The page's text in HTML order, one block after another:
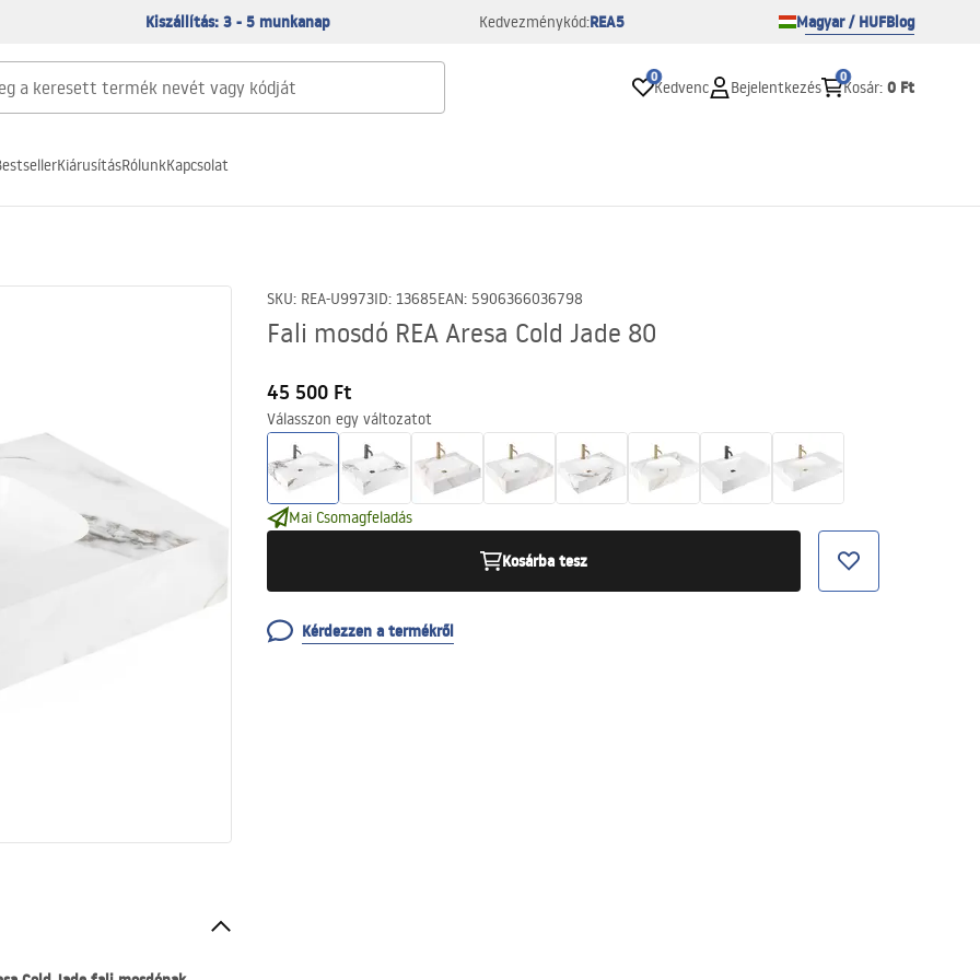
Kiszállítás: 3 - 5 munkanap Kedvezménykód:REA5 Magyar / HUFBlog
0
Kedvenc Bejelentkezés
0
Kosár: 0 Ft
KiárusításRólunkKapcsolat
SKU: REA-U9973ID: 13685EAN: 5906366036798
Fali mosdó REA Aresa Cold Jade 80
45 500 Ft
Válasszon egy változatot
Mai Csomagfeladás
Kosárba tesz
Kérdezzen a termékről